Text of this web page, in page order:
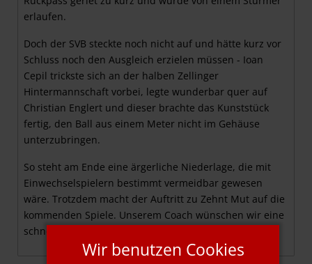
erlaufen.
Doch der SVB steckte noch nicht auf und hätte kurz vor
Schluss noch den Ausgleich erzielen müssen - Ioan
Cepil trickste sich an der halben Zellinger
Hintermannschaft vorbei, legte wunderbar quer auf
Christian Englert und dieser brachte das Kunststück
fertig, den Ball aus einem Meter nicht im Gehäuse
unterzubringen.
So steht am Ende eine ärgerliche Niederlage, die mit
Einwechselspielern bestimmt vermeidbar gewesen
wäre. Trotzdem macht der Auftritt zu Zehnt Mut auf die
kommenden Spiele. Unserem Coach wünschen wir eine
schnelle Genesung!
Wir benutzen Cookies